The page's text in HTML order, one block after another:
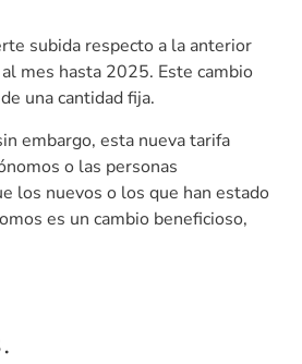
subida respecto a la anterior
mes hasta 2025. Este cambio
una cantidad fija.
embargo, esta nueva tarifa
o las personas
los nuevos o los que han estado
es un cambio beneficioso,